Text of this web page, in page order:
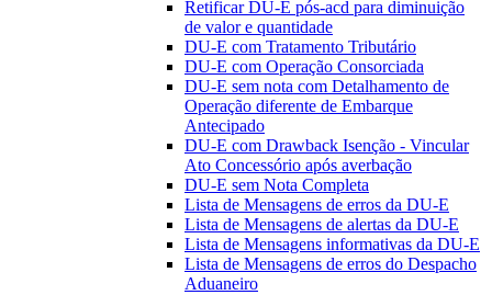
Retificar DU-E pós-acd para diminuição
de valor e quantidade
DU-E com Tratamento Tributário
DU-E com Operação Consorciada
DU-E sem nota com Detalhamento de
Operação diferente de Embarque
Antecipado
DU-E com Drawback Isenção - Vincular
Ato Concessório após averbação
DU-E sem Nota Completa
Lista de Mensagens de erros da DU-E
Lista de Mensagens de alertas da DU-E
Lista de Mensagens informativas da DU-E
Lista de Mensagens de erros do Despacho
Aduaneiro